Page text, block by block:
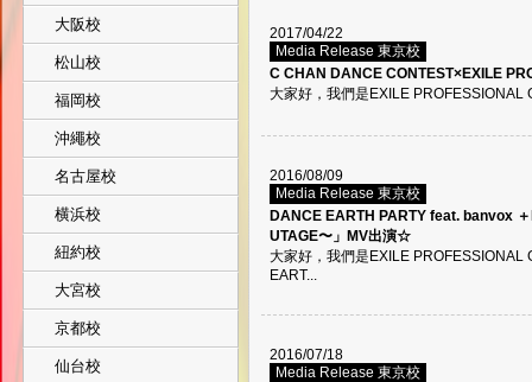
大阪校
松山校
福岡校
沖繩校
名古屋校
横浜校
紐約校
大宮校
京都校
仙台校
2017/04/22
Media Release 東京校
C CHAN DANCE CONTEST×EXILE
大家好，我們是EXILE
2016/08/09
Media Release 東京校
DANCE EARTH PARTY feat. banvox
UTAGE〜」MV出演☆
大家好，我們是EXILE
EART...
2016/07/18
Media Release 東京校